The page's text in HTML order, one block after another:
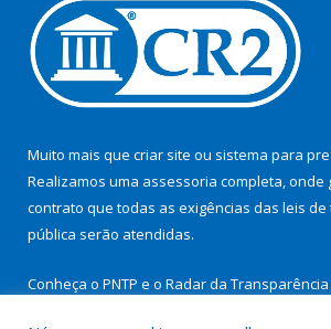
Muito mais que criar site ou sistema para
Realizamos uma assessoria completa, onde
contrato que todas as exigências das leis de
pública serão atendidas.
Conheça o PNTP e o Radar da Transparência